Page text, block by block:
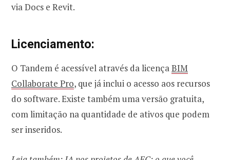
via Docs e Revit.
Licenciamento:
O Tandem é acessível através da licençaBIM
Collaborate Pro, que já inclui o acesso aos recursos
do software. Existe também uma versão gratuita,
com limitação na quantidade de ativos que podem
ser inseridos.